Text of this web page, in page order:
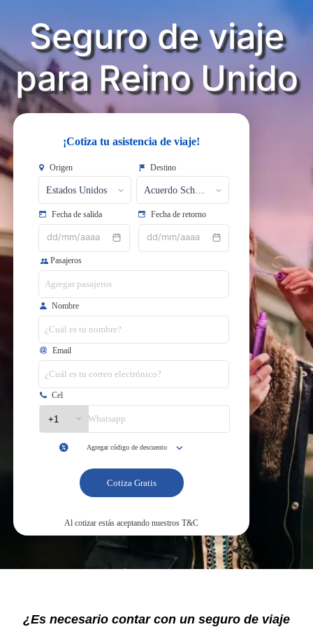
Seguro de viaje
​​​​​​​para Reino Unido
¿Es necesario contar con un seguro de viaje